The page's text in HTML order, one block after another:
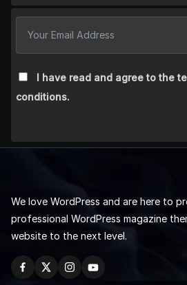
I have read and agree to the
conditions.
We love WordPress and are here to
professional WordPress magazine
website to the next level.